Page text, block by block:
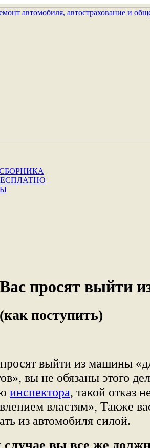
Вас просят выйти
(как поступить)
выйти из машины
вы не обязаны этого
инспектора, такой отказ
властям», Также
из автомобиля силой.